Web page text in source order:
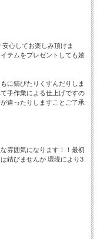
心してお楽しみ頂けま
テムをプレゼントしても嬉
に錆びたりくすんだりしま
手作業による仕上げですの
違ったりしますことご了承
雰囲気になります！！最初
錆びませんが 環境により3